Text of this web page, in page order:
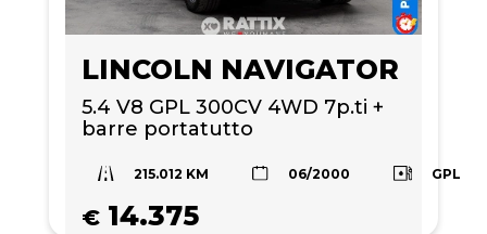
LINCOLN NAVIGATOR
5.4 V8 GPL 300CV 4WD 7p.ti +
barre portatutto
215.012 KM 06/2000 GPL
€ 14.375